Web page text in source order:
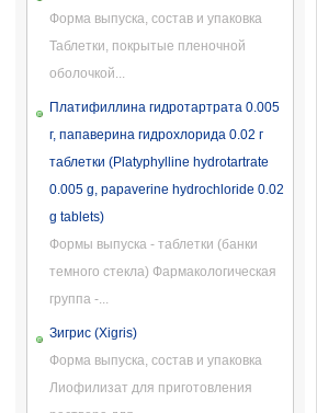
Форма выпуска, состав и упаковка
Таблетки, покрытые пленочной
оболочкой...
Платифиллина гидротартрата 0.005
г, папаверина гидрохлорида 0.02 г
таблетки (Platyphylline hydrotartrate
0.005 g, papaverine hydrochloride 0.02
g tablets)
Формы выпуска - таблетки (банки
темного стекла) Фармакологическая
группа -...
Зигрис (Xigris)
Форма выпуска, состав и упаковка
Лиофилизат для приготовления